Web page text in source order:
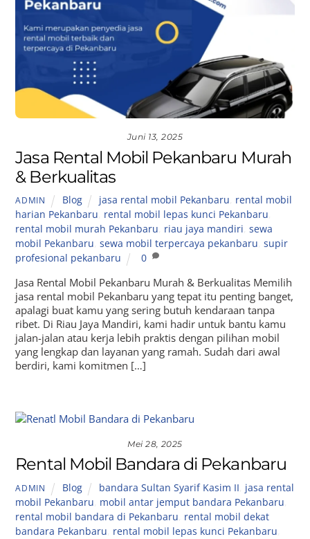
Juni 13, 2025
Jasa Rental Mobil Pekanbaru Murah
& Berkualitas
ADMIN Blog jasa rental mobil Pekanbaru rental mobil
harian Pekanbaru rental mobil lepas kunci Pekanbaru
rental mobil murah Pekanbaru riau jaya mandiri ,sewa
mobil Pekanbaru ,sewa mobil terpercaya pekanbaru ,supir
profesional pekanbaru
0
Jasa Rental Mobil Pekanbaru Murah & Berkualitas Memilih
jasa rental mobil Pekanbaru yang tepat itu penting banget,
apalagi buat kamu yang sering butuh kendaraan tanpa
ribet. Di Riau Jaya Mandiri, kami hadir untuk bantu kamu
jalan-jalan atau kerja lebih praktis dengan pilihan mobil
yang lengkap dan layanan yang ramah. Sudah dari awal
berdiri, kami komitmen […]
Mei 28, 2025
Rental Mobil Bandara di Pekanbaru
ADMIN Blog bandara Sultan Syarif Kasim II jasa rental
mobil Pekanbaru mobil antar jemput bandara Pekanbaru
rental mobil bandara di Pekanbaru rental mobil dekat
bandara Pekanbaru rental mobil lepas kunci Pekanbaru